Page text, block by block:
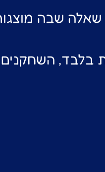
שבה
בלבד, השחקנים